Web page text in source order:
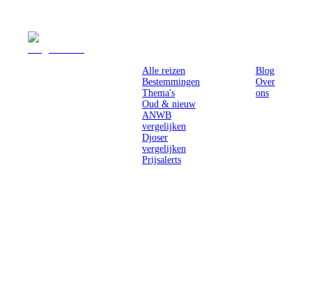
Alle reizen
Bestemmingen
Thema's
Oud & nieuw
ANWB
vergelijken
Djoser
vergelijken
Prijsalerts
Blog
Over
ons